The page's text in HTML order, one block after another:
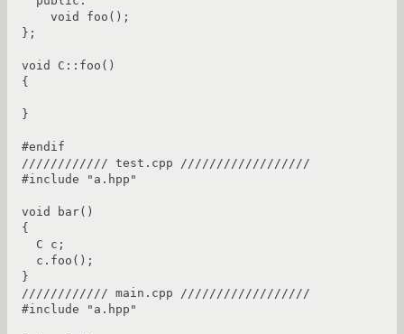
};
void C::foo()
{
}
#endif
//////////// test.cpp //////////////////
#include "a.hpp"
void bar()
{
}
//////////// main.cpp //////////////////
#include "a.hpp"